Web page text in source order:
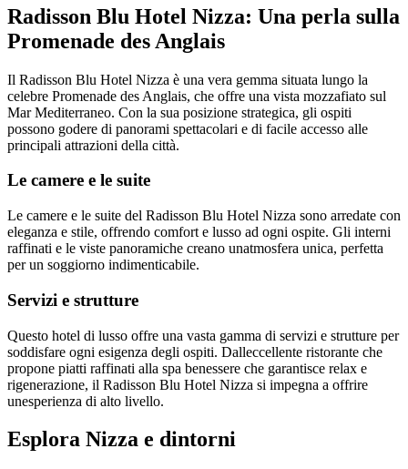
Radisson Blu Hotel Nizza: Una perla sulla
Promenade des Anglais
Il Radisson Blu Hotel Nizza è una vera gemma situata lungo la
celebre Promenade des Anglais, che offre una vista mozzafiato sul
Mar Mediterraneo. Con la sua posizione strategica, gli ospiti
possono godere di panorami spettacolari e di facile accesso alle
principali attrazioni della città.
Le camere e le suite
Le camere e le suite del Radisson Blu Hotel Nizza sono arredate con
eleganza e stile, offrendo comfort e lusso ad ogni ospite. Gli interni
raffinati e le viste panoramiche creano unatmosfera unica, perfetta
per un soggiorno indimenticabile.
Servizi e strutture
Questo hotel di lusso offre una vasta gamma di servizi e strutture per
soddisfare ogni esigenza degli ospiti. Dalleccellente ristorante che
propone piatti raffinati alla spa benessere che garantisce relax e
rigenerazione, il Radisson Blu Hotel Nizza si impegna a offrire
unesperienza di alto livello.
Esplora Nizza e dintorni